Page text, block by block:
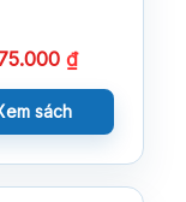
₫
sách